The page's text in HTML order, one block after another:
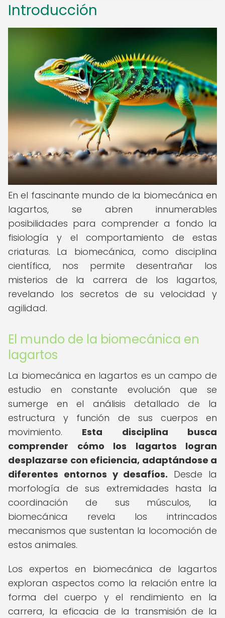
Introducción
En el fascinante mundo de la biomecánica en
lagartos, se abren innumerables
posibilidades para comprender a fondo la
fisiología y el comportamiento de estas
criaturas. La biomecánica, como disciplina
científica, nos permite desentrañar los
misterios de la carrera de los lagartos,
revelando los secretos de su velocidad y
agilidad.
El mundo de la biomecánica en
lagartos
La biomecánica en lagartos es un campo de
estudio en constante evolución que se
sumerge en el análisis detallado de la
estructura y función de sus cuerpos en
movimiento. Esta disciplina busca
comprender cómo los lagartos logran
desplazarse con eficiencia, adaptándose a
diferentes entornos y desafíos. Desde la
morfología de sus extremidades hasta la
coordinación de sus músculos, la
biomecánica revela los intrincados
mecanismos que sustentan la locomoción de
estos animales.
Los expertos en biomecánica de lagartos
exploran aspectos como la relación entre la
forma del cuerpo y el rendimiento en la
carrera, la eficacia de la transmisión de la